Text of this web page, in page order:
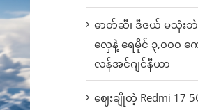
ဓာတ်ဆီ၊ ဒီဇယ် မသုံး
လှေနဲ့ ရေမိုင် ၃,၀၀၀ က
လန်အင်ဂျင်နီယာ
ဈေးချိုတဲ့ Redmi 17